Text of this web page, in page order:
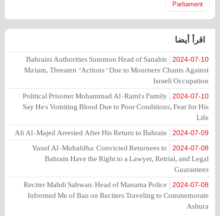
Parliament
اقرأ أيضا
2024-07-10
Bahraini Authorities Summon Head of Sanabis
Ma'tam, Threaten "Actions" Due to Mourners' Chants Against
Israeli Occupation
2024-07-10
Political Prisoner Mohammad Al-Raml's Family
Say He's Vomiting Blood Due to Poor Conditions, Fear for His
Life
2024-07-09
Ali Al-Majed Arrested After His Return to Bahrain
2024-07-08
Yusuf Al-Muhafdha: Convicted Returnees to
Bahrain Have the Right to a Lawyer, Retrial, and Legal
Guarantees
2024-07-08
Reciter Mahdi Sahwan: Head of Manama Police
Informed Me of Ban on Reciters Traveling to Commemorate
Ashura